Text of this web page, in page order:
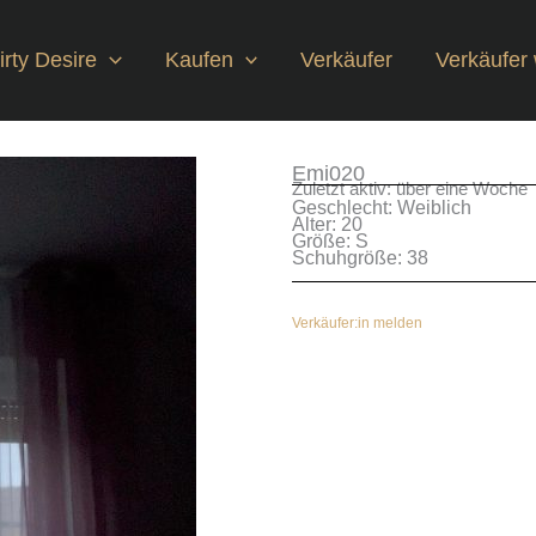
Desire Kaufen Verkäufer Verkäufer
Emi020
Zuletzt aktiv: über eine Woche
Geschlecht: Weiblich
Alter: 20
Größe: S
Schuhgröße: 38
Verkäufer:in melden